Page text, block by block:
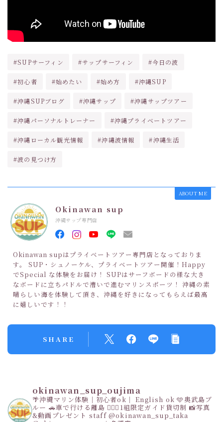
#SUPサーフィン #サップサーフィン #今日の波
#初心者 #始めたい #始め方 #沖縄SUP
#沖縄SUPブログ #沖縄サップ #沖縄サップツアー
#沖縄パーソナルトレーナー #沖縄プライベートツアー
#沖縄ローカル観光情報 #沖縄波情報 #沖縄生活
#波の見つけ方
ABOUT ME
Okinawan sup
沖縄サップ専門店
Okinawan supはプライベートツアー専門店となっておりま
す。 SUP・シュノーケル、プライベートツアー開催！Happy
でSpecial な体験をお届け！ SUPはサーフボードの様な大き
なボードに立ちパドルで漕いで進むマリンスポーツ！ 沖縄の素
晴らしい海を体験して頂き、沖縄を好きになってもらえば最高
に嬉しいです！！
SHARE
okinawan_sup_oujima
🌴沖縄マリン体験｜初心者ok｜ English ok 🩵奥武島ブ
ルー 🚗車で行ける離島 👩‍❤️‍👩1組限定ガイド貸切制 📸写真
&動画プレゼント staff@okinawan_sup_taka